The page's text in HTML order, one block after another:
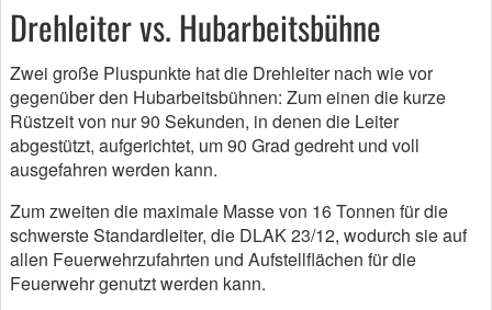
Drehleiter vs. Hubarbeitsbühne
Zwei große Pluspunkte hat die Drehleiter nach wie vor
gegenüber den Hubarbeitsbühnen: Zum einen die kurze
Rüstzeit von nur 90 Sekunden, in denen die Leiter
abgestützt, aufgerichtet, um 90 Grad gedreht und voll
ausgefahren werden kann.
Zum zweiten die maximale Masse von 16 Tonnen für die
schwerste Standardleiter, die DLAK 23/12, wodurch sie auf
allen Feuerwehrzufahrten und Aufstellflächen für die
Feuerwehr genutzt werden kann.